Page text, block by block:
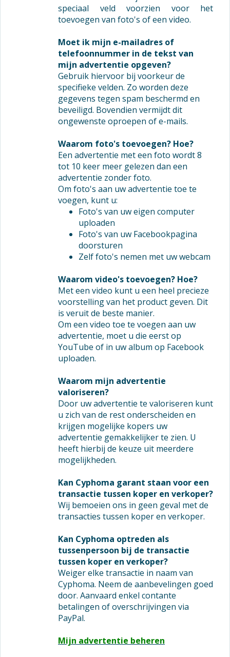
speciaal veld voorzien voor het
toevoegen van foto's of een video.
Moet ik mijn e-mailadres of
telefoonnummer in de tekst van
mijn advertentie opgeven?
Gebruik hiervoor bij voorkeur de
specifieke velden. Zo worden deze
gegevens tegen spam beschermd en
beveiligd. Bovendien vermijdt dit
ongewenste oproepen of e-mails.
Waarom foto's toevoegen? Hoe?
Een advertentie met een foto wordt 8
tot 10 keer meer gelezen dan een
advertentie zonder foto.
Om foto's aan uw advertentie toe te
voegen, kunt u:
Foto's van uw eigen computer
uploaden
Foto's van uw Facebookpagina
doorsturen
Zelf foto's nemen met uw webcam
Waarom video's toevoegen? Hoe?
Met een video kunt u een heel precieze
voorstelling van het product geven. Dit
is veruit de beste manier.
Om een video toe te voegen aan uw
advertentie, moet u die eerst op
YouTube of in uw album op Facebook
uploaden.
Waarom mijn advertentie
valoriseren?
Door uw advertentie te valoriseren kunt
u zich van de rest onderscheiden en
krijgen mogelijke kopers uw
advertentie gemakkelijker te zien. U
heeft hierbij de keuze uit meerdere
mogelijkheden.
Kan Cyphoma garant staan voor een
transactie tussen koper en verkoper?
Wij bemoeien ons in geen geval met de
transacties tussen koper en verkoper.
Kan Cyphoma optreden als
tussenpersoon bij de transactie
tussen koper en verkoper?
Weiger elke transactie in naam van
Cyphoma. Neem de aanbevelingen goed
door. Aanvaard enkel contante
betalingen of overschrijvingen via
PayPal.
Mijn advertentie beheren